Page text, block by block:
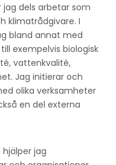
dels arbetar som
klimatrådgivare. I
bland annat med
exempelvis biologisk
vattenkvalité,
Jag initierar och
olika verksamheter
en del externa
jag